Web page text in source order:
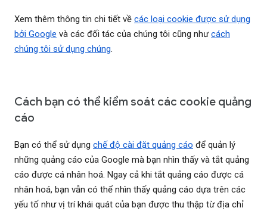
Xem thêm thông tin chi tiết về các loại cookie được sử dụng
bởi Google và các đối tác của chúng tôi cũng nhưcách
chúng tôi sử dụng chúng.
Cách bạn có thể kiểm soát các cookie quảng
cáo
Bạn có thể sử dụng chế độ cài đặt quảng cáo để quản lý
những quảng cáo của Google mà bạn nhìn thấy và tắt quảng
cáo được cá nhân hoá. Ngay cả khi tắt quảng cáo được cá
nhân hoá, bạn vẫn có thể nhìn thấy quảng cáo dựa trên các
yếu tố như vị trí khái quát của bạn được thu thập từ địa chỉ